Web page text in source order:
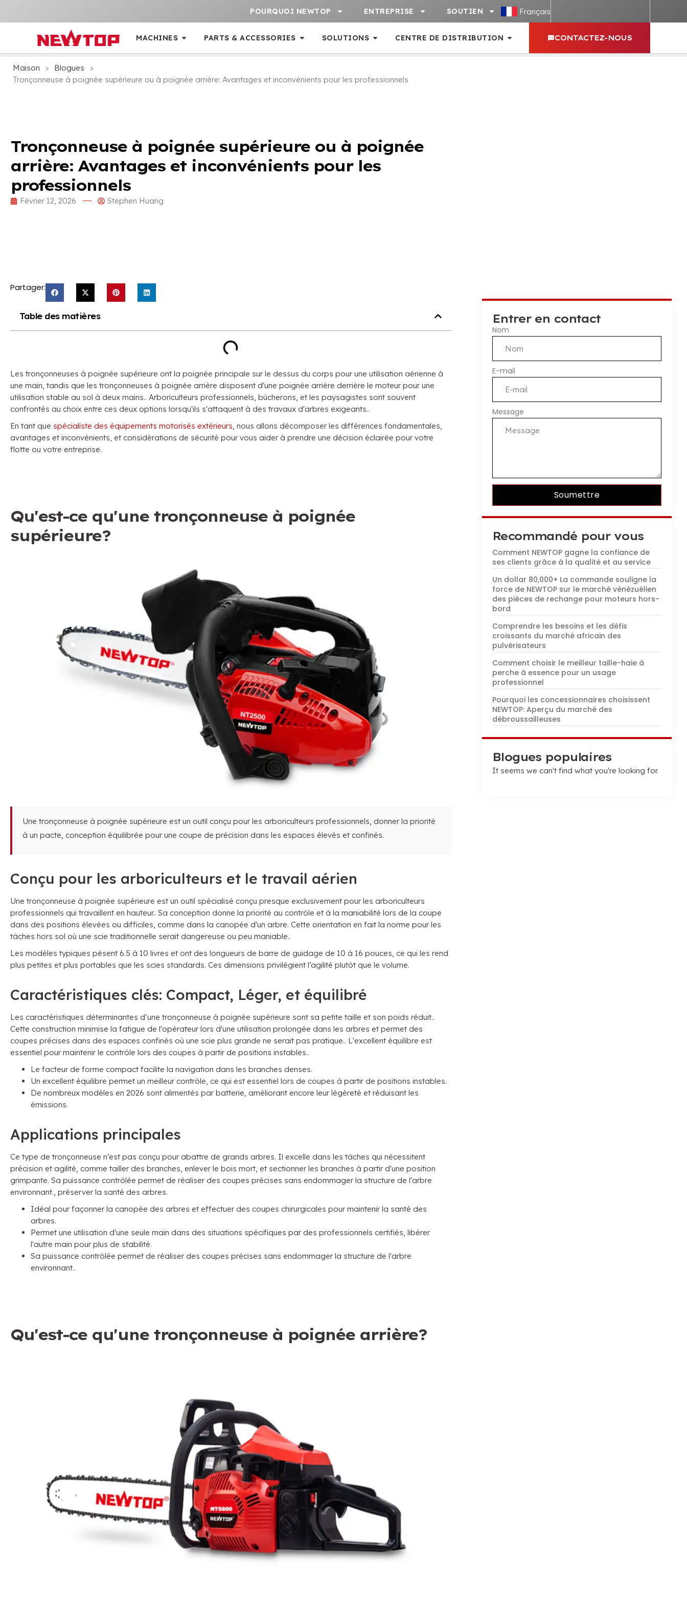
POURQUOI NEWTOP ENTREPRISE SOUTIEN Français
MACHINES PARTS & ACCESSORIES SOLUTIONS CENTRE DE DISTRIBUTION CONTACTEZ-NOUS
Maison > Blogues
>
Tronçonneuse à poignée supérieure ou à poignée arrière: Avantages et inconvénients pour les professionnels
Tronçonneuse à poignée supérieure ou à poignée
arrière: Avantages et inconvénients pour les
professionnels
Février 12, 2026 Stephen Huang
Partager:
Table des matières
Les tronçonneuses à poignée supérieure ont la poignée principale sur le dessus du corps pour une utilisation aérienne à
une main, tandis que les tronçonneuses à poignée arrière disposent d'une poignée arrière derrière le moteur pour une
utilisation stable au sol à deux mains.. Arboriculteurs professionnels, bûcherons, et les paysagistes sont souvent
confrontés au choix entre ces deux options lorsqu'ils s'attaquent à des travaux d'arbres exigeants..
En tant que spécialiste des équipements motorisés extérieurs, nous allons décomposer les différences fondamentales,
avantages et inconvénients, et considérations de sécurité pour vous aider à prendre une décision éclairée pour votre
flotte ou votre entreprise.
Qu'est-ce qu'une tronçonneuse à poignée
supérieure?
Une tronçonneuse à poignée supérieure est un outil conçu pour les arboriculteurs professionnels, donner la priorité
à un pacte, conception équilibrée pour une coupe de précision dans les espaces élevés et confinés.
Conçu pour les arboriculteurs et le travail aérien
Une tronçonneuse à poignée supérieure est un outil spécialisé conçu presque exclusivement pour les arboriculteurs
professionnels qui travaillent en hauteur.. Sa conception donne la priorité au contrôle et à la maniabilité lors de la coupe
dans des positions élevées ou difficiles, comme dans la canopée d'un arbre. Cette orientation en fait la norme pour les
tâches hors sol où une scie traditionnelle serait dangereuse ou peu maniable..
Les modèles typiques pèsent 6.5 à 10 livres et ont des longueurs de barre de guidage de 10 à 16 pouces, ce qui les rend
plus petites et plus portables que les scies standards. Ces dimensions privilégient l’agilité plutôt que le volume.
Caractéristiques clés: Compact, Léger, et équilibré
Les caractéristiques déterminantes d’une tronçonneuse à poignée supérieure sont sa petite taille et son poids réduit..
Cette construction minimise la fatigue de l'opérateur lors d'une utilisation prolongée dans les arbres et permet des
coupes précises dans des espaces confinés où une scie plus grande ne serait pas pratique.. L'excellent équilibre est
essentiel pour maintenir le contrôle lors des coupes à partir de positions instables..
Le facteur de forme compact facilite la navigation dans les branches denses.
Un excellent équilibre permet un meilleur contrôle, ce qui est essentiel lors de coupes à partir de positions instables.
De nombreux modèles en 2026 sont alimentés par batterie, améliorant encore leur légèreté et réduisant les
émissions.
Applications principales
Ce type de tronçonneuse n’est pas conçu pour abattre de grands arbres. Il excelle dans les tâches qui nécessitent
précision et agilité, comme tailler des branches, enlever le bois mort, et sectionner les branches à partir d'une position
grimpante. Sa puissance contrôlée permet de réaliser des coupes précises sans endommager la structure de l'arbre
environnant., préserver la santé des arbres.
Idéal pour façonner la canopée des arbres et effectuer des coupes chirurgicales pour maintenir la santé des
arbres.
Permet une utilisation d'une seule main dans des situations spécifiques par des professionnels certifiés, libérer
l'autre main pour plus de stabilité.
Sa puissance contrôlée permet de réaliser des coupes précises sans endommager la structure de l'arbre
environnant..
Qu'est-ce qu'une tronçonneuse à poignée arrière?
Entrer en contact
Nom
E-mail
Message
Soumettre
Recommandé pour vous
Comment NEWTOP gagne la confiance de
ses clients grâce à la qualité et au service
Un dollar 80,000+ La commande souligne la
force de NEWTOP sur le marché vénézuélien
des pièces de rechange pour moteurs hors-
bord
Comprendre les besoins et les défis
croissants du marché africain des
pulvérisateurs
Comment choisir le meilleur taille-haie à
perche à essence pour un usage
professionnel
Pourquoi les concessionnaires choisissent
NEWTOP: Aperçu du marché des
débroussailleuses
Blogues populaires
It seems we can't find what you're looking for.